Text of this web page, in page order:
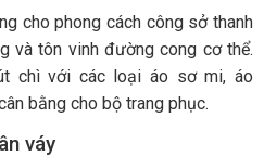
cho phong cách công sở thanh
và tôn vinh đường cong cơ thể.
chì với các loại áo sơ mi, áo
bằng cho bộ trang phục.
váy